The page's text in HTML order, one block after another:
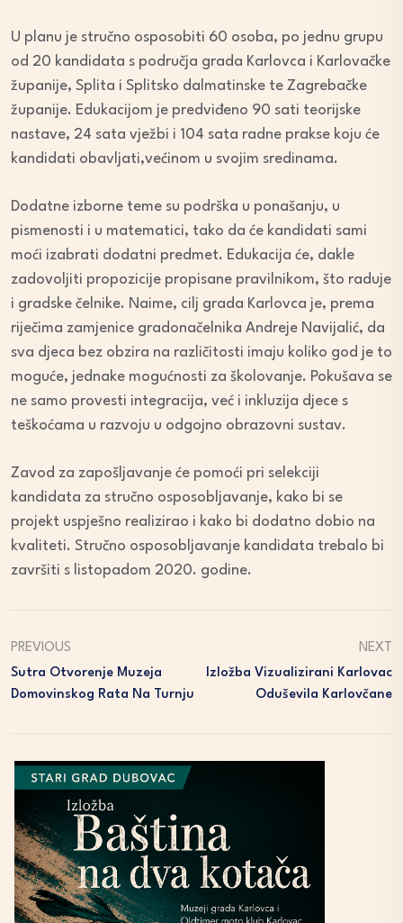
U planu je stručno osposobiti 60 osoba, po jednu grupu
od 20 kandidata s područja grada Karlovca i Karlovačke
županije, Splita i Splitsko dalmatinske te Zagrebačke
županije. Edukacijom je predviđeno 90 sati teorijske
nastave, 24 sata vježbi i 104 sata radne prakse koju će
kandidati obavljati,većinom u svojim sredinama.
Dodatne izborne teme su podrška u ponašanju, u
pismenosti i u matematici, tako da će kandidati sami
moći izabrati dodatni predmet. Edukacija će, dakle
zadovoljiti propozicije propisane pravilnikom, što raduje
i gradske čelnike. Naime, cilj grada Karlovca je, prema
riječima zamjenice gradonačelnika Andreje Navijalić, da
sva djeca bez obzira na različitosti imaju koliko god je to
moguće, jednake mogućnosti za školovanje. Pokušava se
ne samo provesti integracija, već i inkluzija djece s
teškoćama u razvoju u odgojno obrazovni sustav.
Zavod za zapošljavanje će pomoći pri selekciji
kandidata za stručno osposobljavanje, kako bi se
projekt uspješno realizirao i kako bi dodatno dobio na
kvaliteti. Stručno osposobljavanje kandidata trebalo bi
završiti s listopadom 2020. godine.
PREVIOUS
Sutra Otvorenje Muzeja
Domovinskog Rata Na Turnju
NEXT
Izložba Vizualizirani Karlovac
Oduševila Karlovčane